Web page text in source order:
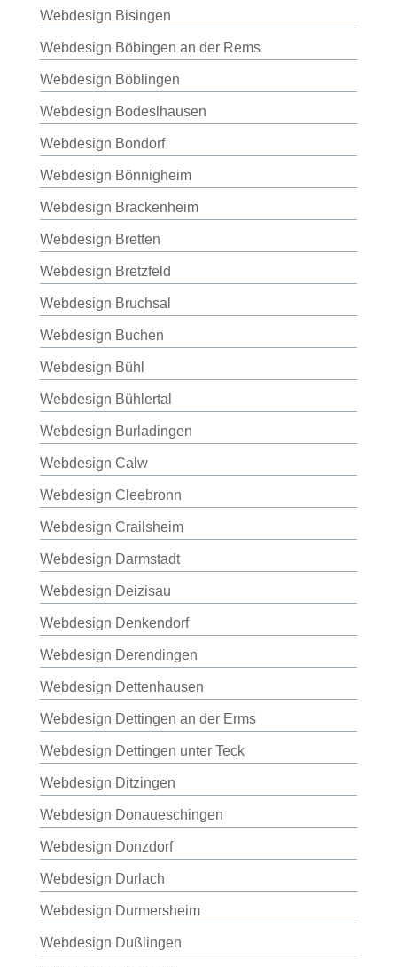
Webdesign Bisingen
Webdesign Böbingen an der Rems
Webdesign Böblingen
Webdesign Bodeslhausen
Webdesign Bondorf
Webdesign Bönnigheim
Webdesign Brackenheim
Webdesign Bretten
Webdesign Bretzfeld
Webdesign Bruchsal
Webdesign Buchen
Webdesign Bühl
Webdesign Bühlertal
Webdesign Burladingen
Webdesign Calw
Webdesign Cleebronn
Webdesign Crailsheim
Webdesign Darmstadt
Webdesign Deizisau
Webdesign Denkendorf
Webdesign Derendingen
Webdesign Dettenhausen
Webdesign Dettingen an der Erms
Webdesign Dettingen unter Teck
Webdesign Ditzingen
Webdesign Donaueschingen
Webdesign Donzdorf
Webdesign Durlach
Webdesign Durmersheim
Webdesign Dußlingen